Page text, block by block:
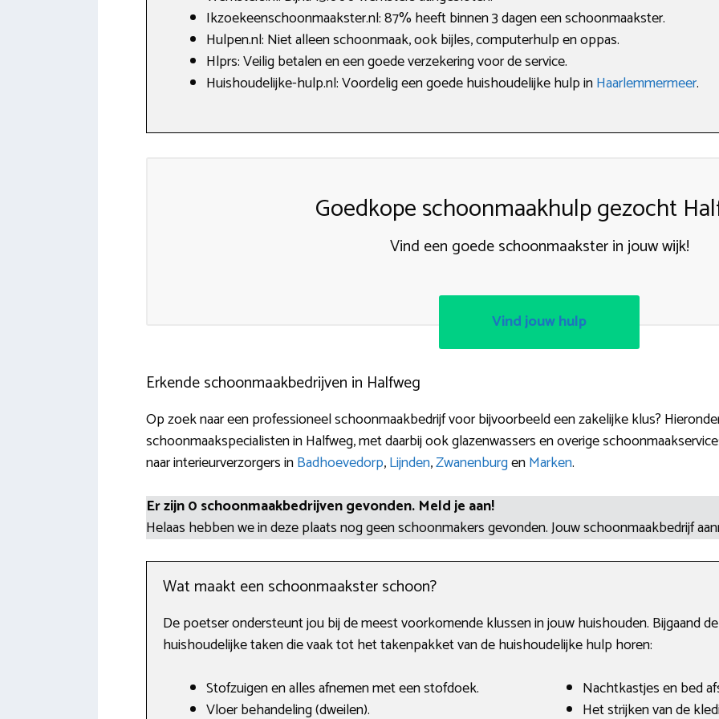
Ikzoekeenschoonmaakster.nl: 87% heeft binnen 3 dagen een schoonmaakster.
Hulpen.nl: Niet alleen schoonmaak, ook bijles, computerhulp en oppas.
Hlprs: Veilig betalen en een goede verzekering voor de service.
Huishoudelijke-hulp.nl: Voordelig een goede huishoudelijke hulp inHaarlemmermeer.
Goedkope schoonmaakhulp gezocht
Vind een goede schoonmaakster in jouw wijk!
Vind jouw hulp
Erkende schoonmaakbedrijven in Halfweg
Op zoek naar een professioneel schoonmaakbedrijf voor bijvoorbeeld een zakelijke klus?
schoonmaakspecialisten in Halfweg, met daarbij ook glazenwassers en overige
naar interieurverzorgers inBadhoevedorp,Lijnden,ZwanenburgenMarken.
Er zijn 0 schoonmaakbedrijven gevonden. Meld je aan!
Helaas hebben we in deze plaats nog geen schoonmakers gevonden. Jouw schoonmaakbedrijf
Wat maakt een schoonmaakster schoon?
De poetser ondersteunt jou bij de meest voorkomende klussen in jouw huishouden. Bijgaand
huishoudelijke taken die vaak tot het takenpakket van de huishoudelijke hulp horen:
Stofzuigen en alles afnemen met een stofdoek.
Vloer behandeling (dweilen).
Nachtkastjes en bed
Het strijken van de